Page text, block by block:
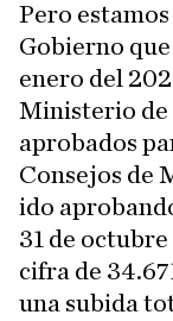
Pero
Gobierno que
enero del
Ministerio de
aprobados
Consejos de
ido
31 de
cifra de
una subida